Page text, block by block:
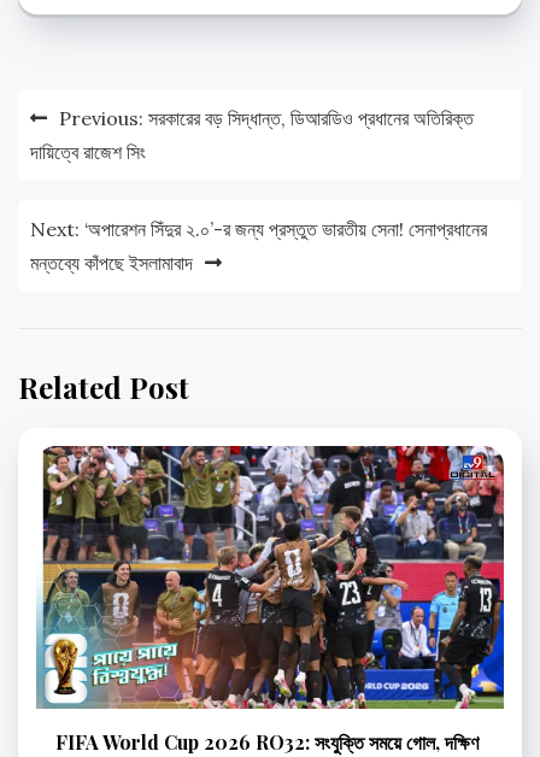
Post
navigation
Previous: সরকারের বড় সিদ্ধান্ত, ডিআরডিও প্রধানের অতিরিক্ত
দায়িত্বে রাজেশ সিং
Next: ‘অপারেশন সিঁদুর ২.০’-র জন্য প্রস্তুত ভারতীয় সেনা! সেনাপ্রধানের
মন্তব্যে কাঁপছে ইসলামাবাদ
Related Post
FIFA World Cup 2026 RO32: সংযুক্তি সময়ে গোল, দক্ষিণ